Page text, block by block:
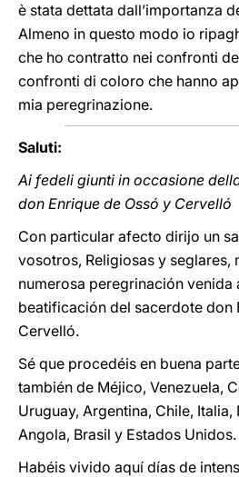
è stata dettata dall’importanza
Almeno in questo modo io
che ho contratto nei confronti
confronti di coloro che hanno
mia peregrinazione.
Saluti:
Ai fedeli giunti in occasione
don Enrique de Ossó y Cervelló
Con particular afecto dirijo un
vosotros, Religiosas y seglares,
numerosa peregrinación venida
beatificación del sacerdote don
Cervelló.
Sé que procedéis en buena
también de Méjico, Venezuela,
Uruguay, Argentina, Chile, Italia,
Angola, Brasil y Estados Unidos.
Habéis vivido aquí días de